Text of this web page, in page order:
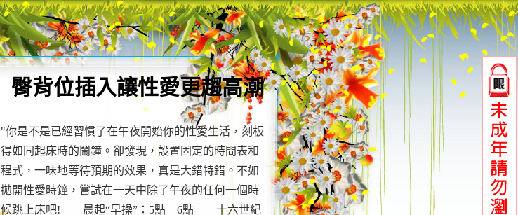
臀背位插入讓性愛更趨高潮
"你是不是已經習慣了在午夜開始你的性愛生活，刻板
得如同起床時的鬧鐘。卻發現，設置固定的時間表和
程式，一味地等待預期的效果，真是大錯特錯。不如
拋開性愛時鐘，嘗試在一天中除了午夜的任何一個時
候跳上床吧! 晨起“早操”：5點—6點 十六世紀